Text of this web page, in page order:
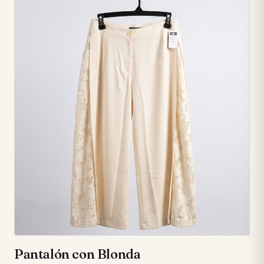
cremallera visible que añade un estilo único y audaz. ⚡ •
Cierre inferior de corchetes para un ajuste seguro y una
comodidad inigualable. 🔒 • Talla única que se adapta de
forma flexible, abrazando tu silueta. 💖 • Disponible en una
paleta de colores vibrantes y clásicos: amarillo claro, blanco,
beige, negro y rojo. 🌈 • Referencia del producto: 405101. 🏷️
Pantalón con Blonda